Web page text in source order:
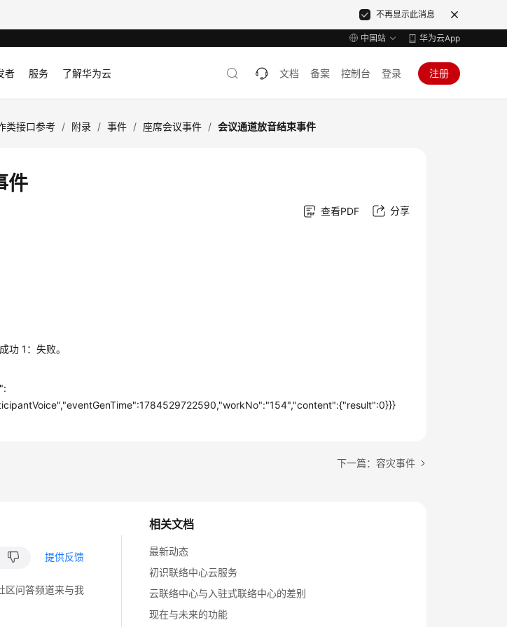
不再显示此消息
中国站 华为云App
者 服务 了解华为云 文档 备案 控制台 登录 注册
类接口参考 / 附录 / 事件 / 座席会议事件 / 会议通道放音结束事件
件
查看PDF 分享
功 1：失败。
下一篇：容灾事件
相关文档
最新动态
初识联络中心云服务
云联络中心与入驻式联络中心的差别
现在与未来的功能
提供反馈
区问答频道来与我